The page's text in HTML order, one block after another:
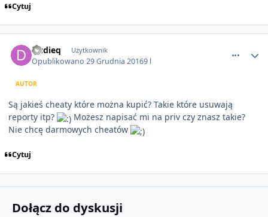
Cytuj
Dudieq Użytkownik
Opublikowano29 Grudnia 20169 l
AUTOR
Są jakieś cheaty które można kupić? Takie które usuwają
reporty itp?
Możesz napisać mi na priv czy znasz takie?
Nie chcę darmowych cheatów
Cytuj
Dołącz do dyskusji